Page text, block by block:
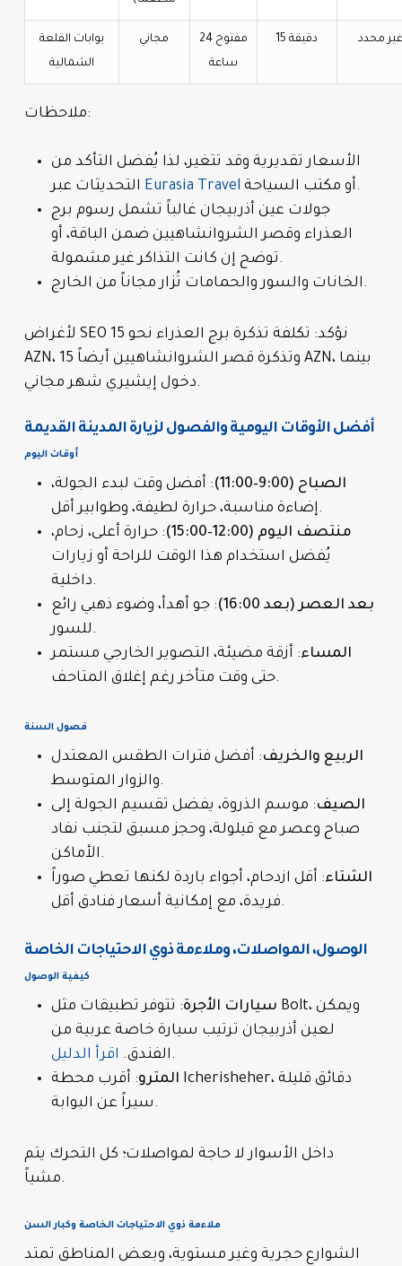
بوابات القلعة
الشمالية
مجاني
مفتوح 24
ساعة
15 دقيقة غير محدد
ملاحظات:
الأسعار تقديرية وقد تتغير، لذا يُفضل التأكد من
Eurasia Travel
أو مكتب السياحة.
جولات عين أذربيجان غالباً تشمل رسوم برج
العذراء وقصر الشروانشاهيين ضمن الباقة، أو
توضح إن كانت التذاكر غير مشمولة.
الخانات والسور والحمامات تُزار مجاناً من الخارج.
لأغراض SEO نؤكد: تكلفة تذكرة برج العذراء نحو 15
AZN، وتذكرة قصر الشروانشاهيين أيضاً 15 AZN، بينما
دخول إيشيري شهر مجاني.
أفضل الأوقات اليومية والفصول لزيارة المدينة القديمة
أوقات اليوم
الصباح (9:00–11:00)
: أفضل وقت لبدء الجولة،
إضاءة مناسبة، حرارة لطيفة، وطوابير أقل.
منتصف اليوم (12:00–15:00)
: حرارة أعلى، زحام،
يُفضل استخدام هذا الوقت للراحة أو زيارات
داخلية.
بعد العصر (بعد 16:00)
: جو أهدأ، وضوء ذهبي رائع
للسور.
المساء: أزقة مضيئة، التصوير الخارجي مستمر
حتى وقت متأخر رغم إغلاق المتاحف.
فصول السنة
الربيع والخريف: أفضل فترات الطقس المعتدل
والزوار المتوسط.
الصيف: موسم الذروة، يفضل تقسيم الجولة إلى
صباح وعصر مع قيلولة، وحجز مسبق لتجنب نفاد
الأماكن.
الشتاء: أقل ازدحام، أجواء باردة لكنها تعطي صوراً
فريدة، مع إمكانية أسعار فنادق أقل.
الوصول، المواصلات، وملاءمة ذوي الاحتياجات الخاصة
كيفية الوصول
سيارات الأجرة: تتوفر تطبيقات مثل Bolt، ويمكن
لعين أذربيجان ترتيب سيارة خاصة عربية من
الفندق. اقرأ الدليل
.
المترو: أقرب محطة Icherisheher، دقائق قليلة
سيراً عن البوابة.
داخل الأسوار لا حاجة لمواصلات؛ كل التحرك يتم
مشياً.
ملاءمة ذوي الاحتياجات الخاصة وكبار السن
الشوارع حجرية وغير مستوية، وبعض المناطق تمتد